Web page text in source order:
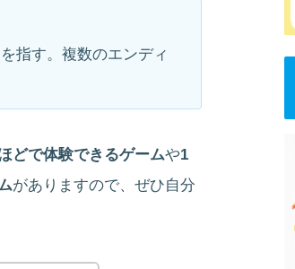
指す。複数のエンディ
どで体験できるゲームや1
がありますので、ぜひ自分